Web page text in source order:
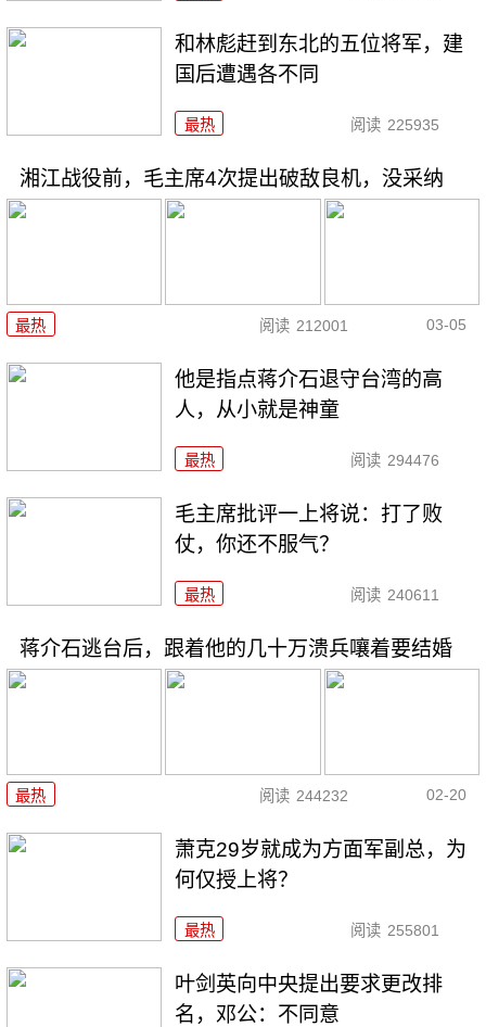
和林彪赶到东北的五位将军，建
国后遭遇各不同
最热 阅读 225935
湘江战役前，毛主席4次提出破敌良机，没采纳
最热 阅读 212001 03-05
他是指点蒋介石退守台湾的高
人，从小就是神童
最热 阅读 294476
毛主席批评一上将说：打了败
仗，你还不服气？
最热 阅读 240611
蒋介石逃台后，跟着他的几十万溃兵嚷着要结婚
最热 阅读 244232 02-20
萧克29岁就成为方面军副总，为
何仅授上将？
最热 阅读 255801
叶剑英向中央提出要求更改排
名，邓公：不同意